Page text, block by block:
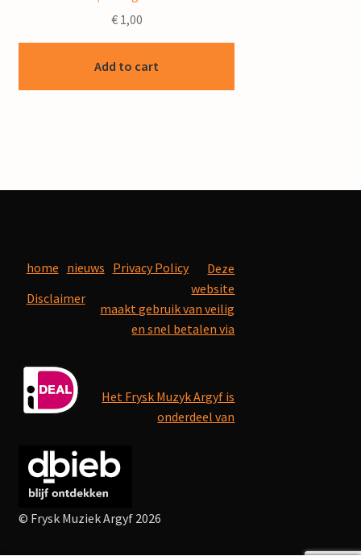
€1,00
Add to cart
home nieuws Privacy Policy
Disclaimer
Deze
website
maakt gebruik van veilig
en snel betalen via
Het Frysk Muzyk Argyf is
onderdeel van
© Frysk Muziek Argyf 2026